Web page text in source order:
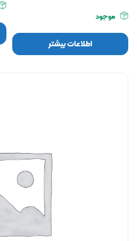
موجود
اطلاعات بیشتر